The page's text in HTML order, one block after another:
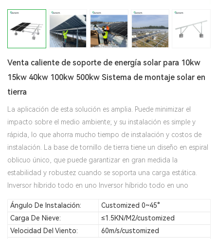
Venta caliente de soporte de energía solar para 10kw
15kw 40kw 100kw 500kw Sistema de montaje solar en
tierra
La aplicación de esta solución es amplia. Puede minimizar el
impacto sobre el medio ambiente; y su instalación es simple y
rápida, lo que ahorra mucho tiempo de instalación y costos de
instalación. La base de tornillo de tierra tiene un diseño en espiral
oblicuo único, que puede garantizar en gran medida la
estabilidad y robustez cuando se soporta una carga estática.
Inversor híbrido todo en uno Inversor híbrido todo en uno
Ángulo De Instalación:
Customized 0~45°
Carga De Nieve:
≤1.5KN/M2/customized
Velocidad Del Viento:
60m/s/customized